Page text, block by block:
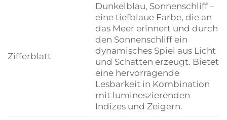
Zifferblatt
Dunkelblau, Sonnenschliff –
eine tiefblaue Farbe, die an
das Meer erinnert und durch
den Sonnenschliff ein
dynamisches Spiel aus Licht
und Schatten erzeugt. Bietet
eine hervorragende
Lesbarkeit in Kombination
mit lumineszierenden
Indizes und Zeigern.